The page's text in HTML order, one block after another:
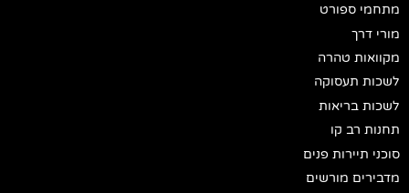
מתחמי ספורט
מורי דרך
מקוואות טהרה
לשכות תעסוקה
לשכות בריאות
תחנות רב קו
סוכני תיירות פנים
מדבירים מורשים